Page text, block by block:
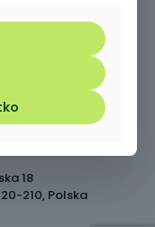
nas!
18
210, Polska